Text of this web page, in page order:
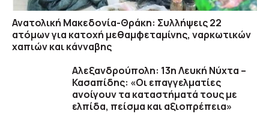
Ανατολική Μακεδονία-Θράκη: Συλλήψεις 22
ατόμων για κατοχή μεθαμφεταμίνης, ναρκωτικών
χαπιών και κάνναβης
Αλεξανδρούπολη: 13η Λευκή Νύχτα –
Κασαπίδης: «Οι επαγγελματίες
ανοίγουν τα καταστήματά τους με
ελπίδα, πείσμα και αξιοπρέπεια»